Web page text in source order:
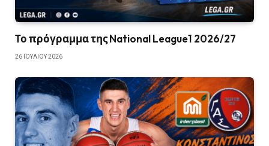
Το πρόγραμμα της National League1 2026/27
26 ΙΟΥΛΊΟΥ 2026